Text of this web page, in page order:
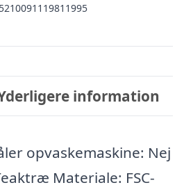
information
opvaskemaskine: Nej
Materiale: FSC-